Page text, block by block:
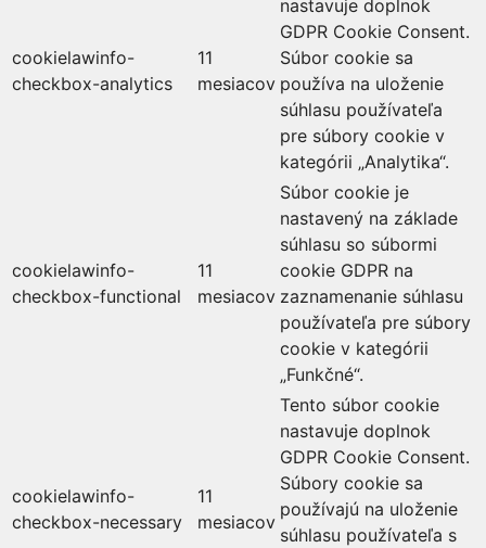
cookielawinfo-
checkbox-analytics
11
mesiacov
nastavuje doplnok
GDPR Cookie Consent.
Súbor cookie sa
používa na uloženie
súhlasu používateľa
pre súbory cookie v
kategórii „Analytika“.
cookielawinfo-
checkbox-functional
11
mesiacov
Súbor cookie je
nastavený na základe
súhlasu so súbormi
cookie GDPR na
zaznamenanie súhlasu
používateľa pre súbory
cookie v kategórii
„Funkčné“.
cookielawinfo-
checkbox-necessary
11
mesiacov
Tento súbor cookie
nastavuje doplnok
GDPR Cookie Consent.
Súbory cookie sa
používajú na uloženie
súhlasu používateľa s